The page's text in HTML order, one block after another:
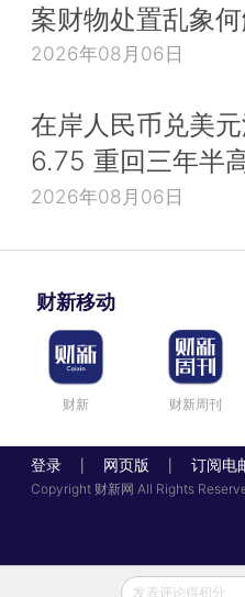
案财物处置乱象
2026年08月06日
在岸人民币兑美
6.75 重回三年半
2026年08月06日
财新移动
财新 财新周刊
登录 网页版 订阅电
Copyright 财新网 All Rights
发表评论得积分